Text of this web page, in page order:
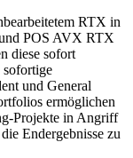
RTX in
POS AVX RTX
diese sofort
sofortige
und General
ermöglichen
Projekte in Angriff
Endergebnisse zu